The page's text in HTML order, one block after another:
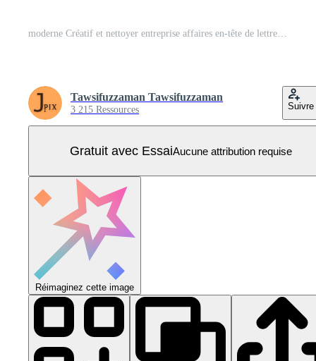
moderne Créatif et nettoyer entreprise affaires en-tête de lettre conception, minimaliste en-tête de lettre modèle Vecteur Pro
Tawsifuzzaman Tawsifuzzaman
3 215 Ressources Suivre
Gratuit avec EssaiAucune attribution requise
Réimaginez cette image